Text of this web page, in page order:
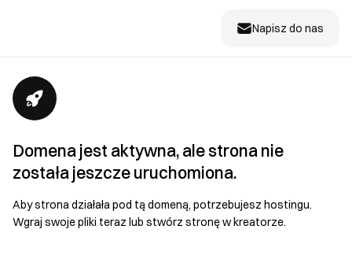
Napisz do nas
Domena jest aktywna, ale strona nie
została jeszcze uruchomiona.
Aby strona działała pod tą domeną, potrzebujesz hostingu.
Wgraj swoje pliki teraz lub stwórz stronę w kreatorze.